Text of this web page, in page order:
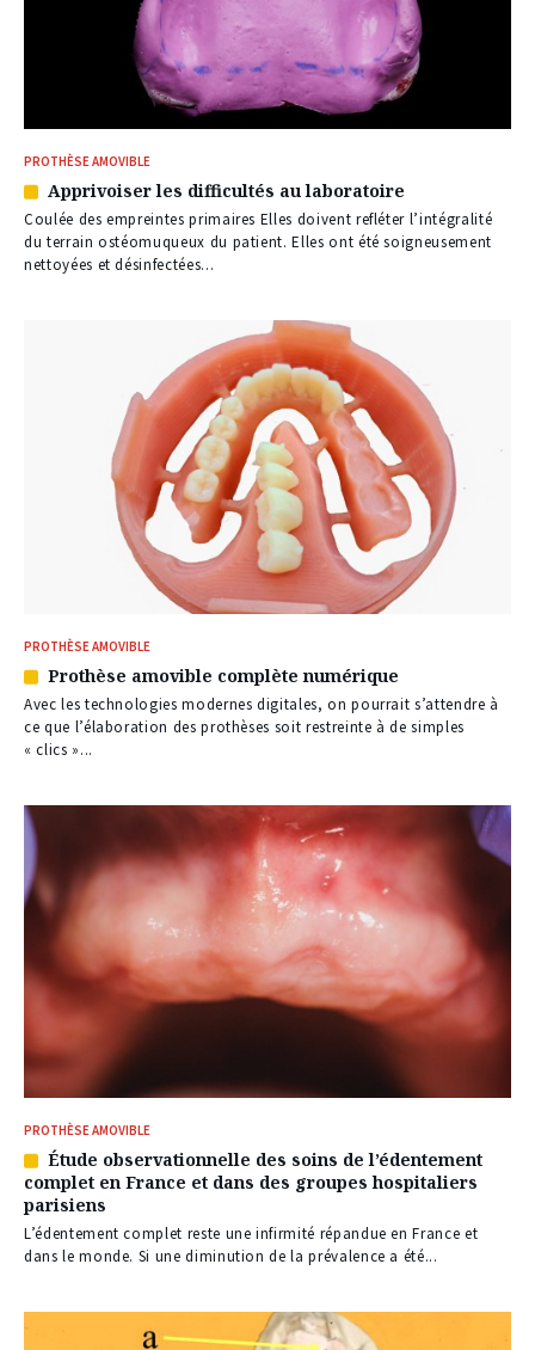
PROTHÈSE AMOVIBLE
Article
réservé
à
nos
Apprivoiser les difficultés au laboratoire
Coulée des empreintes primaires Elles doivent refléter l’intégralité
du terrain ostéomuqueux du patient. Elles ont été soigneusement
nettoyées et désinfectées...
PROTHÈSE AMOVIBLE
Article
réservé
à
nos
Prothèse amovible complète numérique
Avec les technologies modernes digitales, on pourrait s’attendre à
ce que l’élaboration des prothèses soit restreinte à de simples
« clics »...
PROTHÈSE AMOVIBLE
Article
réservé
à
nos
abonnés
Étude observationnelle des soins de l’édentement
complet en France et dans des groupes hospitaliers
parisiens
L’édentement complet reste une infirmité répandue en France et
dans le monde. Si une diminution de la prévalence a été...